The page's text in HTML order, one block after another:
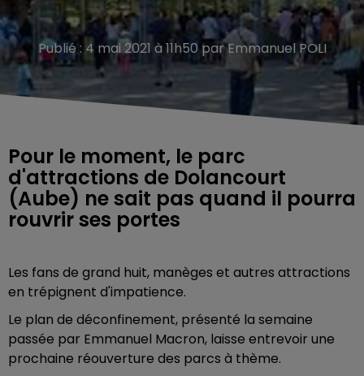
Publié : 4 mai 2021 à 11h50 par Emmanuel POLI
Pour le moment, le parc
d'attractions de Dolancourt
(Aube) ne sait pas quand il pourra
rouvrir ses portes
Les fans de grand huit, manèges et autres attractions
en trépignent d'impatience.
Le plan de déconfinement, présenté la semaine
passée par Emmanuel Macron, laisse entrevoir une
prochaine réouverture des parcs à thème.